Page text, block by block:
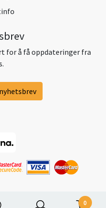
0
for å få oppdateringer fra